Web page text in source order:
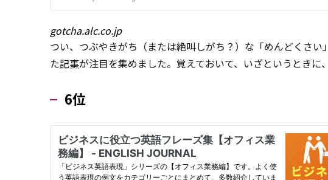
gotcha.alc.co.jp
つい、つぶやきがち（または絶叫しがち？）な「めんどくさ
た記事が注目を集めました。覚えておいて、いざというときに
6位